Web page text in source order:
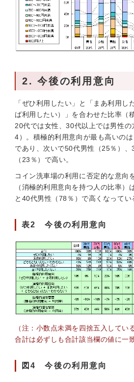
2. 今後の利用意向
「ぜひ利用したい」と「まあ利用し
ば利用したい）」を合わせた比率（
20代では女性、30代以上では男性の
4）。積極的利用意向が最も高いのは
であり、次いで50代男性（25％）
（23％）で高い。
コイン洗車場の利用に否定的な意向
（消極的利用意向を持つ人の比率）
と40代男性（78％）で高くなってい
表2 今後の利用意向
（注：小数点未満を四捨五入してい
合計は必ずしも合計該当欄の値に一
図4 今後の利用意向